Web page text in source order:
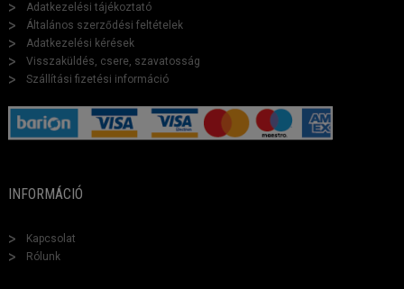
Adatkezelési tájékoztató
Általános szerződési feltételek
Adatkezelési kérések
Visszaküldés, csere, szavatosság
Szállítási fizetési információ
INFORMÁCIÓ
Kapcsolat
Rólunk